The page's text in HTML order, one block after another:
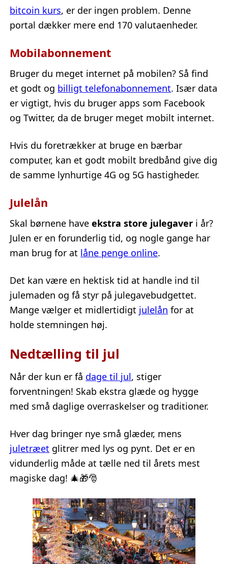
bitcoin kurs, er der ingen problem. Denne
portal dækker mere end 170 valutaenheder.
Mobilabonnement
Bruger du meget internet på mobilen? Så find
et godt og billigt telefonabonnement. Især data
er vigtigt, hvis du bruger apps som Facebook
og Twitter, da de bruger meget mobilt internet.
Hvis du foretrækker at bruge en bærbar
computer, kan et godt mobilt bredbånd give dig
de samme lynhurtige 4G og 5G hastigheder.
Julelån
Skal børnene haveekstra store julegaver i år?
Julen er en forunderlig tid, og nogle gange har
man brug for at låne penge online.
Det kan være en hektisk tid at handle ind til
julemaden og få styr på julegavebudgettet.
Mange vælger et midlertidigt julelån for at
holde stemningen høj.
Nedtælling til jul
Når der kun er få dage til jul, stiger
forventningen! Skab ekstra glæde og hygge
med små daglige overraskelser og traditioner.
Hver dag bringer nye små glæder, mens
juletræet glitrer med lys og pynt. Det er en
vidunderlig måde at tælle ned til årets mest
magiske dag! 🎄🎁🎅